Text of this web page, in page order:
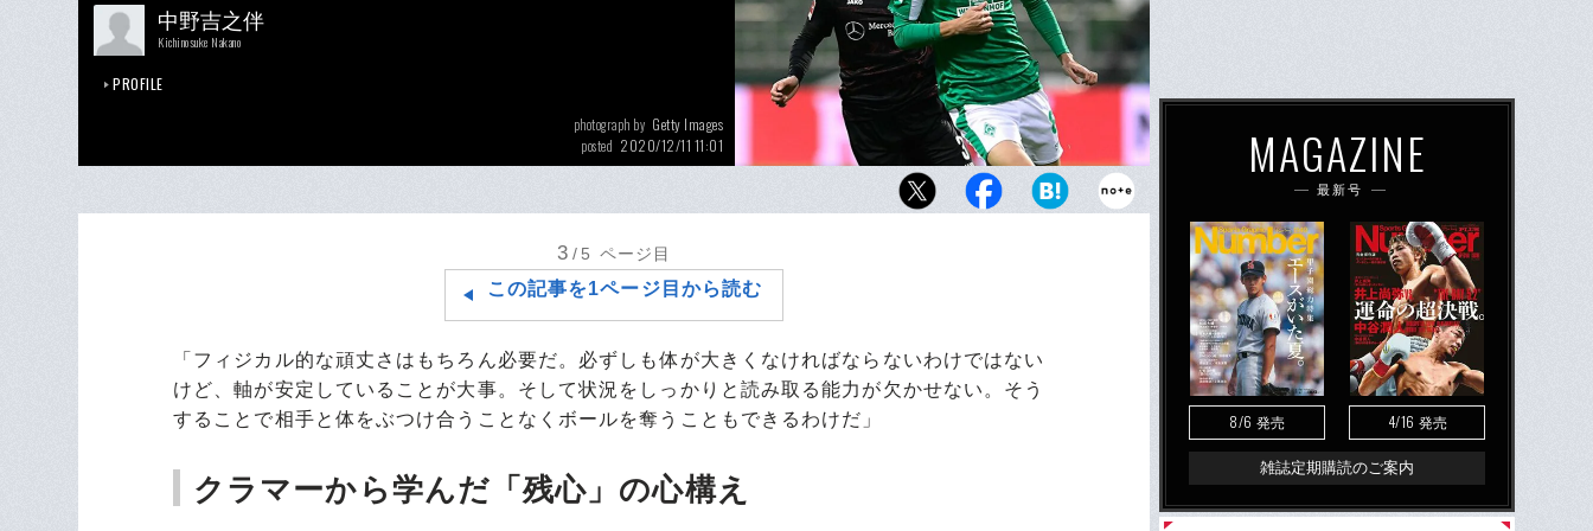
中野吉之伴
Kichinosuke Nakano
PROFILE
photograph by Getty Images
posted 2020/12/11 11:01
第10節では大迫勇也とマッチアップする場面があった遠藤
3 /5 ページ目
この記事を1ページ目から読む
「フィジカル的な頑丈さはもちろん必要だ。必ずしも体が大きくなければならないわけではない
けど、軸が安定していることが大事。そして状況をしっかりと読み取る能力が欠かせない。そう
することで相手と体をぶつけ合うことなくボールを奪うこともできるわけだ」
クラマーから学んだ「残心」の心構え
MAGAZINE
最新号
8/6 発売 4/16 発売
雑誌定期購読のご案内